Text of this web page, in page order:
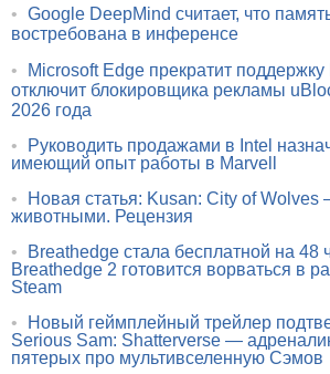
• Google DeepMind считает, что
востребована в инференсе
•
Microsoft Edge прекратит
отключит блокировщика рекламы
2026 года
•
Руководить продажами в Intel
имеющий опыт работы в Marvell
•
Новая статья: Kusan: City of Wolves
животными. Рецензия
•
Breathedge стала бесплатной на 48
Breathedge 2 готовится ворваться в
Steam
•
Новый геймплейный трейлер
Serious Sam: Shatterverse —
пятерых про мультивселенную Сэмов